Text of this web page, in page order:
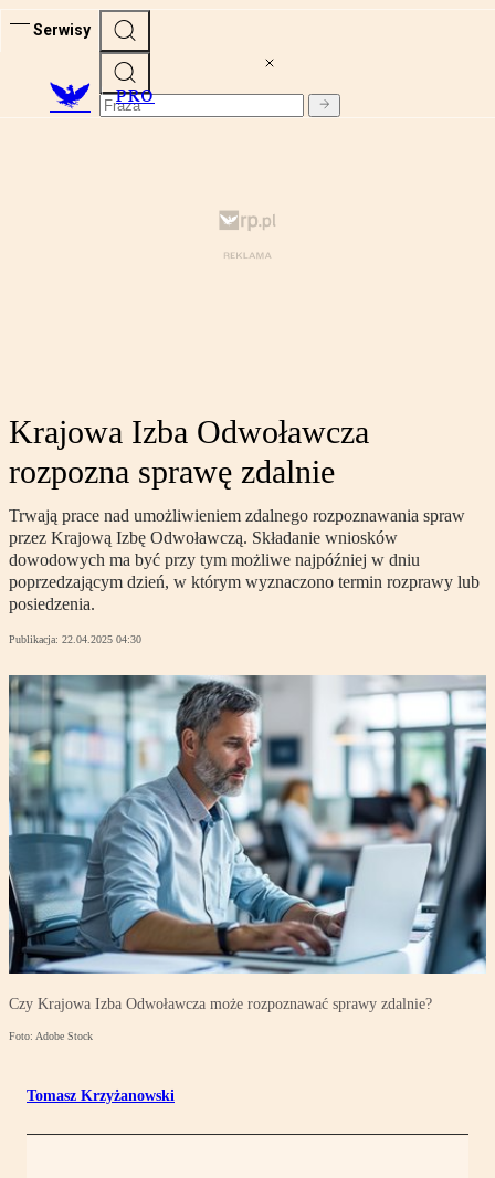
Serwisy
PRO
Krajowa Izba Odwoławcza
rozpozna sprawę zdalnie
Trwają prace nad umożliwieniem zdalnego rozpoznawania spraw
przez Krajową Izbę Odwoławczą. Składanie wniosków
dowodowych ma być przy tym możliwe najpóźniej w dniu
poprzedzającym dzień, w którym wyznaczono termin rozprawy lub
posiedzenia.
Publikacja: 22.04.2025 04:30
Czy Krajowa Izba Odwoławcza może rozpoznawać sprawy zdalnie?
Foto: Adobe Stock
Tomasz Krzyżanowski